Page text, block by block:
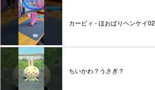
カービィ - ほおばりヘンケイ02
ちいかわ？うさぎ？